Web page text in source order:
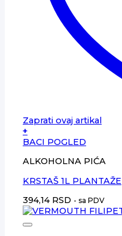
Zaprati ovaj artikal
+
BACI POGLED
ALKOHOLNA PIĆA
KRSTAŠ 1L PLANTAŽE
394,14 RSD - sa PDV